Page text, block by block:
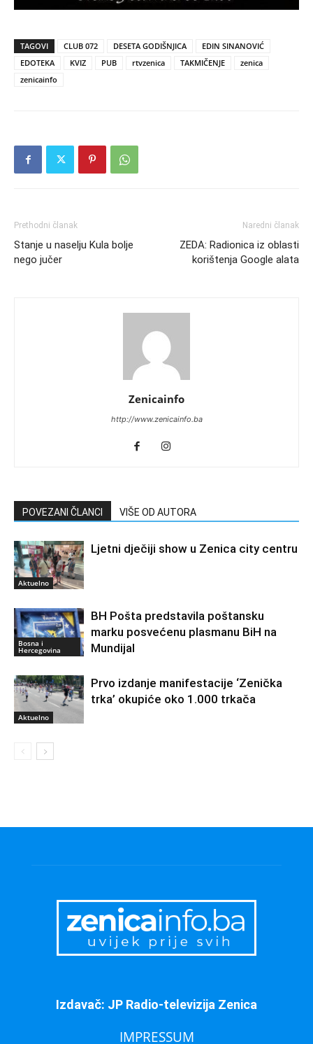
TAGOVI CLUB 072 DESETA GODIŠNJICA
EDIN SINANOVIĆ
EDOTEKA
KVIZ PUB rtvzenica TAKMIČENJE
zenica
zenicainfo
Prethodni članak
Stanje u naselju Kula bolje
nego jučer
Naredni članak
ZEDA: Radionica iz oblasti
korištenja Google alata
Zenicainfo
http://www.zenicainfo.ba
POVEZANI ČLANCI VIŠE OD AUTORA
Aktuelno
Ljetni dječiji show u Zenica city centru
Bosna i
Hercegovina
BH Pošta predstavila poštansku
marku posvećenu plasmanu BiH na
Mundijal
Aktuelno
Prvo izdanje manifestacije ‘Zenička
trka’ okupiće oko 1.000 trkača
Izdavač: JP Radio-televizija Zenica
IMPRESSUM